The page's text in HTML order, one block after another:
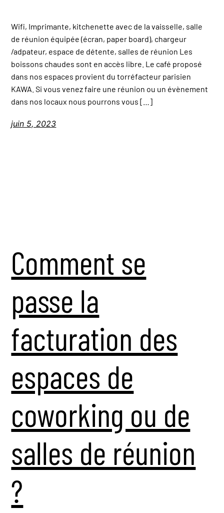
Wifi, Imprimante, kitchenette avec de la vaisselle, salle
de réunion équipée (écran, paper board), chargeur
/adpateur, espace de détente, salles de réunion Les
boissons chaudes sont en accès libre. Le café proposé
dans nos espaces provient du torréfacteur parisien
KAWA. Si vous venez faire une réunion ou un évènement
dans nos locaux nous pourrons vous […]
juin 5, 2023
Comment se
passe la
facturation des
espaces de
coworking ou de
salles de réunion
?